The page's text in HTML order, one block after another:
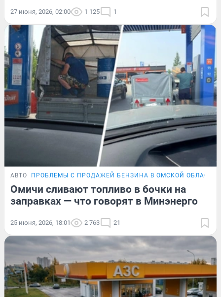
27 июня, 2026, 02:00 1 125 1
АВТО ПРОБЛЕМЫ С ПРОДАЖЕЙ БЕНЗИНА В ОМСКОЙ ОБЛАСТИ
Омичи сливают топливо в бочки на
заправках — что говорят в Минэнерго
25 июня, 2026, 18:01 2 763 21